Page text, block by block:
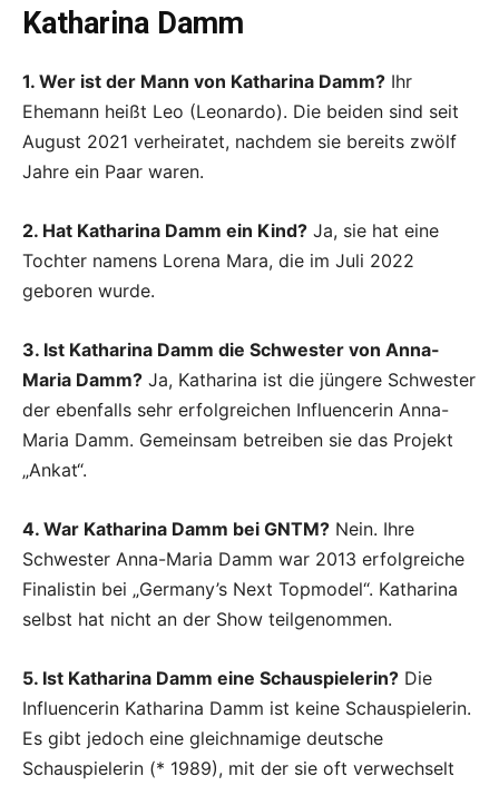
Katharina Damm
1. Wer ist der Mann von Katharina Damm? Ihr
Ehemann heißt Leo (Leonardo). Die beiden sind seit
August 2021 verheiratet, nachdem sie bereits zwölf
Jahre ein Paar waren.
2. Hat Katharina Damm ein Kind? Ja, sie hat eine
Tochter namens Lorena Mara, die im Juli 2022
geboren wurde.
3. Ist Katharina Damm die Schwester von Anna-
Maria Damm? Ja, Katharina ist die jüngere Schwester
der ebenfalls sehr erfolgreichen Influencerin Anna-
Maria Damm. Gemeinsam betreiben sie das Projekt
„Ankat“.
4. War Katharina Damm bei GNTM? Nein. Ihre
Schwester Anna-Maria Damm war 2013 erfolgreiche
Finalistin bei „Germany’s Next Topmodel“. Katharina
selbst hat nicht an der Show teilgenommen.
5. Ist Katharina Damm eine Schauspielerin? Die
Influencerin Katharina Damm ist keine Schauspielerin.
Es gibt jedoch eine gleichnamige deutsche
Schauspielerin (* 1989), mit der sie oft verwechselt